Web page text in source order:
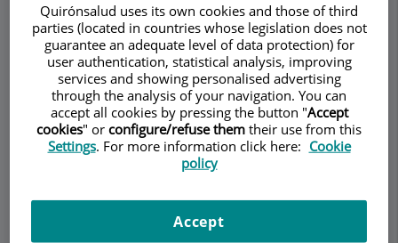
PsiquiaTEK
PSICOLOGÍA CLÍNICA ADULTOS
PSIQUIATRÍA ADULTOS
PSIQUIATRÍA INFANTIL Y ADOLESCENTE
Contacto
Quirónsalud uses its own cookies and those of third
parties (located in countries whose legislation does not
guarantee an adequate level of data protection) for
user authentication, statistical analysis, improving
services and showing personalised advertising
through the analysis of your navigation. You can
accept all cookies by pressing the button "Accept
cookies" or configure/refuse them their use from this
Settings. For more information click here: Cookie
policy
Accept